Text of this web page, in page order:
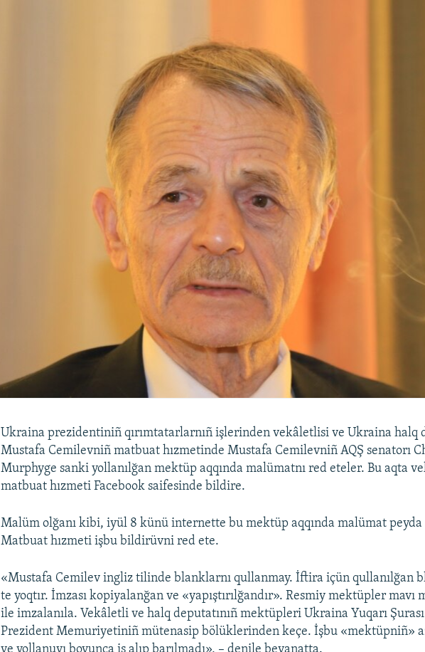
Ukraina prezidentiniñ qırımtatarlarnıñ işlerinden vekâletlisi ve Ukraina halq
Mustafa Cemilevniñ matbuat hızmetinde Mustafa Cemilevniñ AQŞ senatorı
Murphyge sanki yollanılğan mektüp aqqında malümatnı red eteler. Bu aqta
matbuat hızmeti Facebook saifesinde bildire.
Malüm olğanı kibi, iyül 8 künü internette bu mektüp aqqında malümat peyda
Matbuat hızmeti işbu bildirüvni red ete.
«Mustafa Cemilev ingliz tilinde blanklarnı qullanmay. İftira içün qullanılğan
te yoqtır. İmzası kopiyalanğan ve «yapıştırılğandır». Resmiy mektüpler mavı
ile imzalanıla. Vekâletli ve halq deputatınıñ mektüpleri Ukraina Yuqarı
Prezident Memuriyetiniñ mütenasip bölüklerinden keçe. İşbu «mektüpniñ»